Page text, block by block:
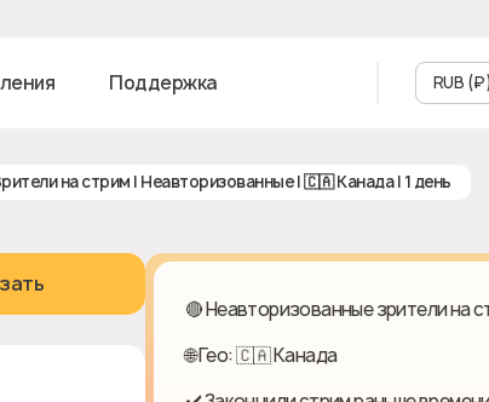
Поддержка RUB (₽‎)
на стрим | Неавторизованные | 🇨🇦 Канада | 1 день
🔴 Неавторизованные зрители на
🌐 Гео: 🇨🇦 Канада